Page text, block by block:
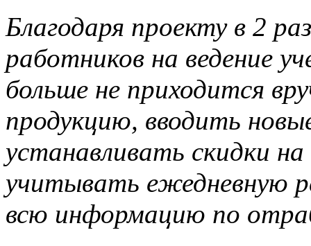
Благодаря проекту в 2
работников на ведение
больше не приходится
продукцию, вводить
устанавливать скидки
учитывать ежедневную
всю информацию по